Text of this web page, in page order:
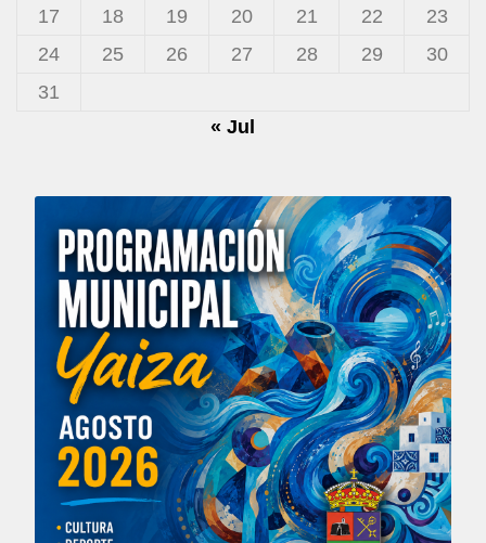
17
18 19 20 21 22
23
24
25 26 27 28 29
30
31
« Jul